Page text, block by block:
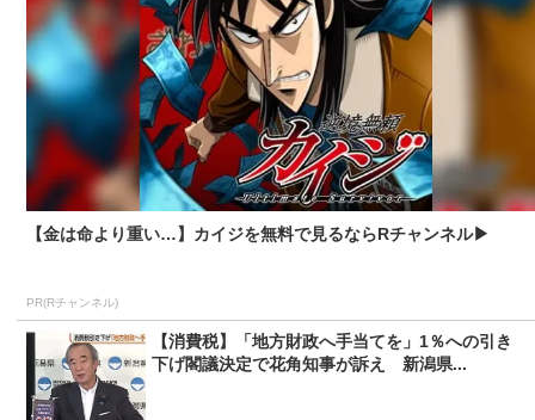
【金は命より重い…】カイジを無料で見るならRチャンネル▶︎
PR(Rチャンネル)
【消費税】「地方財政へ手当てを」1％への引き
下げ閣議決定で花角知事が訴え 新潟県...